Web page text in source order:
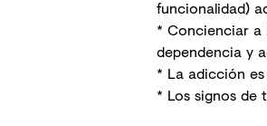
funcionalidad)
* Concienciar a
dependencia y
* La adicción
* Los signos de